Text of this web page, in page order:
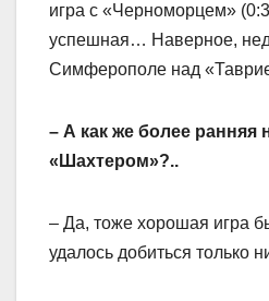
игра с «Черноморцем»
успешная… Наверное,
Симферополе над
– А как же более ранняя
«Шахтером»?..
– Да, тоже хорошая игра
удалось добиться только